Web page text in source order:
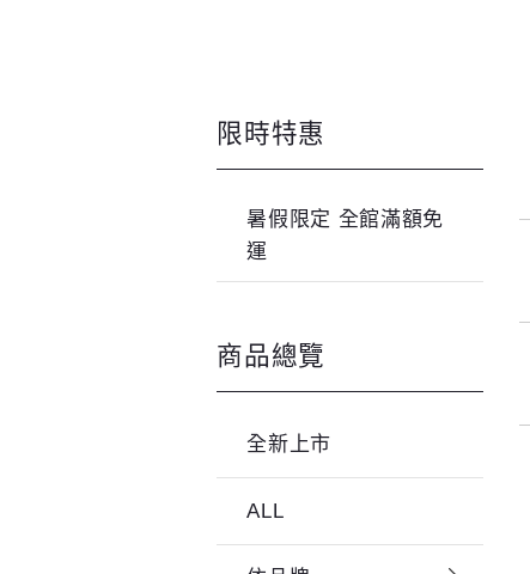
限時特惠
暑假限定 全館滿額免
運
商品總覽
全新上市
ALL